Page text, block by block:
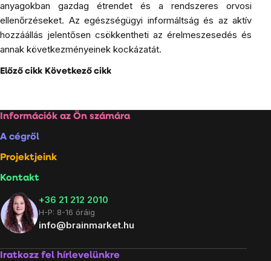
anyagokban gazdag étrendet és a rendszeres orvosi
ellenőrzéseket. Az egészségügyi informáltság és az aktív
hozzáállás jelentősen csökkentheti az érelmeszesedés és
annak következményeinek kockázatát.
Előző cikk Következő cikk
Lábléc
Információk az Ön számára
A cégről
Projektjeink
Kontakt
+36 21 212 2010
H-P: 8-16 óráig
info@brainmarket.hu
Iratkozz fel hírlevelünkre